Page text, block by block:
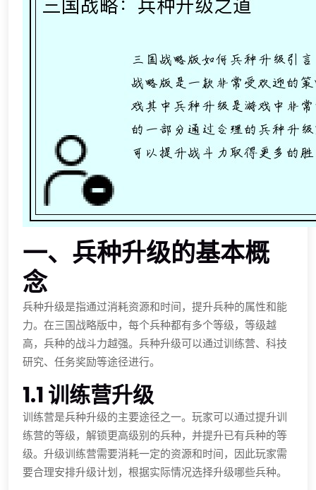
一、兵种升级的基本概
念
兵种升级是指通过消耗资源和时间，提升兵种的属性和能
力。在三国战略版中，每个兵种都有多个等级，等级越
高，兵种的战斗力越强。兵种升级可以通过训练营、科技
研究、任务奖励等途径进行。
1.1 训练营升级
训练营是兵种升级的主要途径之一。玩家可以通过提升训
练营的等级，解锁更高级别的兵种，并提升已有兵种的等
级。升级训练营需要消耗一定的资源和时间，因此玩家需
要合理安排升级计划，根据实际情况选择升级哪些兵种。